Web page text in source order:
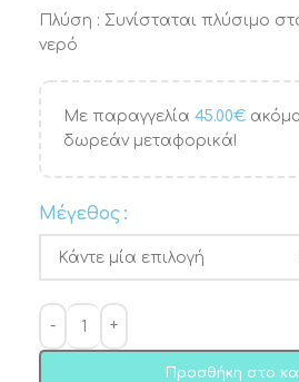
Πλύση : Συνίσταται πλύσιμο
νερό
Με παραγγελία 45.00€
δωρεάν μεταφορικά!
Μέγεθος
Προσθήκη στο